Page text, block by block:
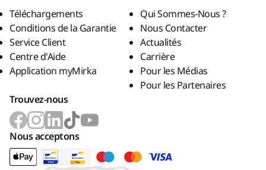
Téléchargements
Conditions de la Garantie
Service Client
Centre d'Aide
Application myMirka
Qui Sommes-Nous ?
Nous Contacter
Actualités
Carrière
Pour les Médias
Pour les Partenaires
Trouvez-nous
Nous acceptons